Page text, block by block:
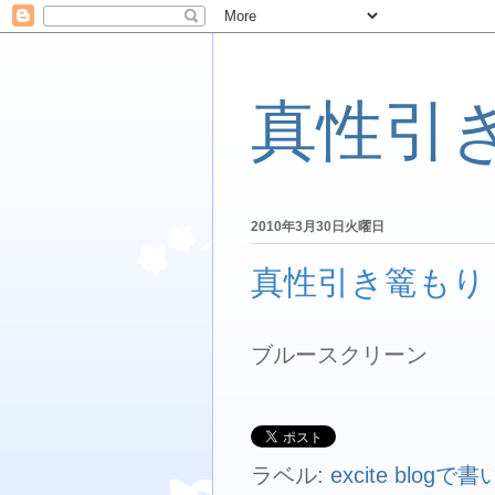
真性引
2010年3月30日火曜日
真性引き篭も
ブルースクリーン
ラベル: excite blogで書